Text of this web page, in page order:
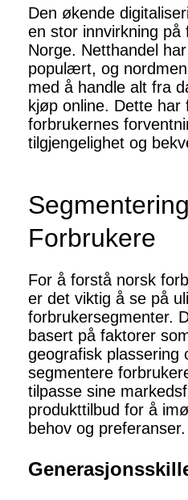
Den økende
en stor innvirkning på
Norge. Netthandel
populært, og
med å handle alt fra
kjøp online. Dette
forbrukernes
tilgjengelighet og
Forbrukere
For å forstå norsk
er det viktig å se på
forbrukersegmenter.
basert på faktorer
geografisk plassering
segmentere
tilpasse sine
produkttilbud for å
behov og preferanser.